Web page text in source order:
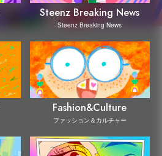
Steenz Breaking News
Steenz Breaking News
Fashion&Culture
ファッション＆カルチャー